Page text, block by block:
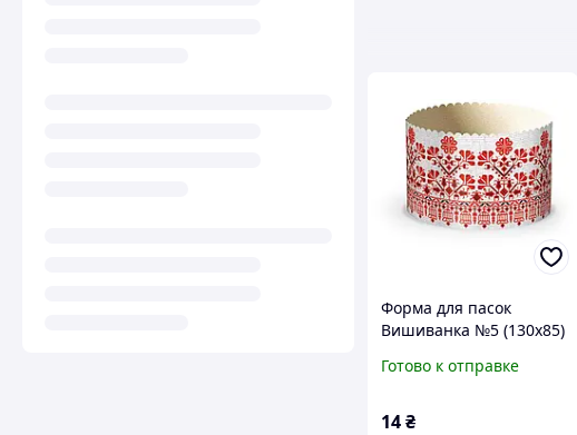
Форма для пасок
Вишиванка №5 (130х85)
Готово к отправке
14₴